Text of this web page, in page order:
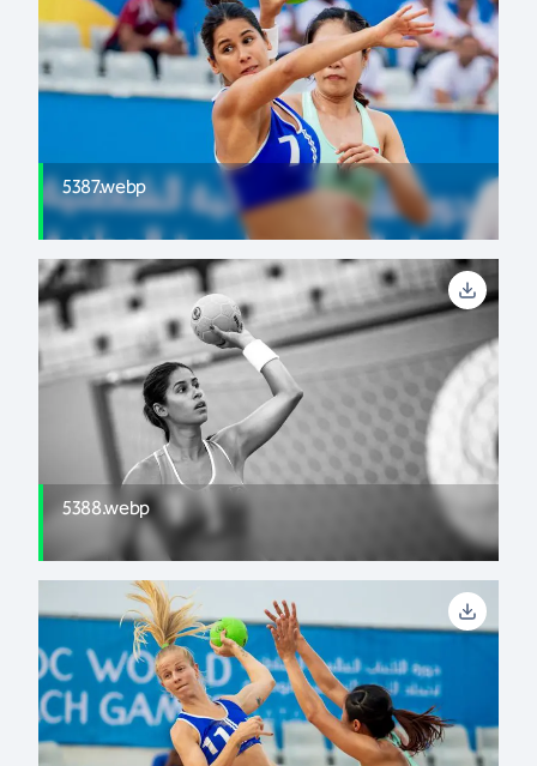
5387.webp
5388.webp